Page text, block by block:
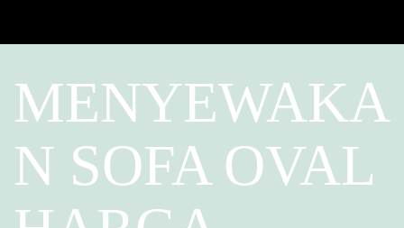
MENYEWAKA
N SOFA OVAL